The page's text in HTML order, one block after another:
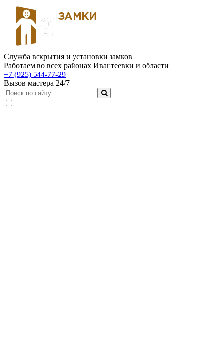
Служба вскрытия и установки замков
Работаем во всех районах Ивантеевки и области
+7 (925) 544-77-29
Вызов мастера 24/7